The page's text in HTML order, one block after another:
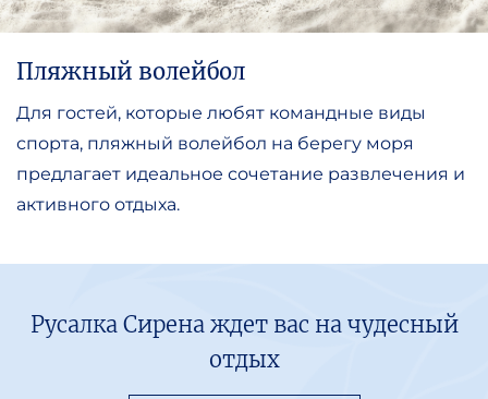
Пляжный волейбол
Для гостей, которые любят командные виды
спорта, пляжный волейбол на берегу моря
предлагает идеальное сочетание развлечения и
активного отдыха.
Русалка Сирена ждет вас на чудесный
отдых